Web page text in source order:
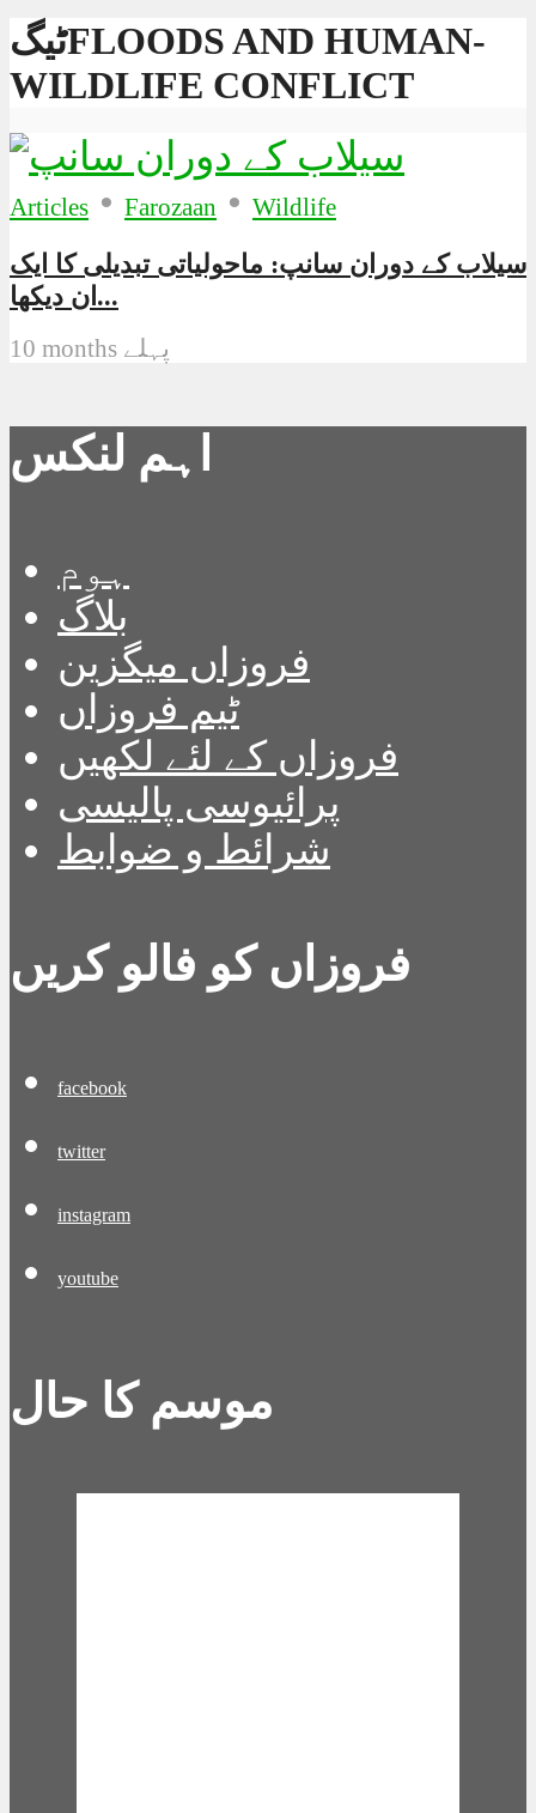
ٹیگFLOODS AND HUMAN-
WILDLIFE CONFLICT
Articles • Farozaan • Wildlife
سیلاب کے دوران سانپ: ماحولیاتی تبدیلی کا ایک
ان دیکھا...
10 months پہلے
اہم لنکس
ہوم
بلاگ
فروزاں میگزین
ٹیم فروزاں
فروزاں کے لئے لکھیں
پرائیوسی پالیسی
شرائط و ضوابط
فروزاں کو فالو کریں
facebook
twitter
instagram
youtube
موسم کا حال